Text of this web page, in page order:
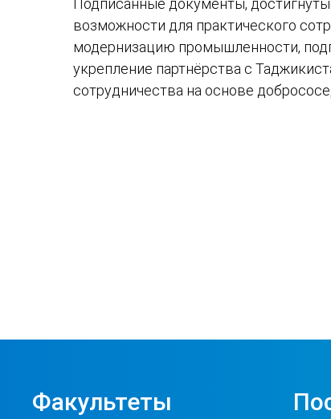
Подписанные документы,
возможности для практического
модернизацию промышленности,
укрепление партнёрства с
сотрудничества на основе
Факультеты